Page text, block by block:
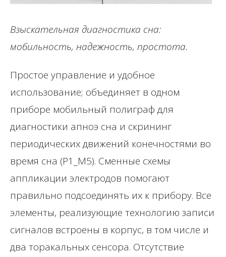
Взыскательная диагностика сна:
мобильность, надежность, простота.
Простое управление и удобное
использование; объединяет в одном
приборе мобильный полиграф для
диагностики апноэ сна и скрининг
периодических движений конечностями во
время сна (Р1_М5). Сменные схемы
аппликации электродов помогают
правильно подсоединять их к прибору. Все
элементы, реализующие технологию записи
сигналов встроены в корпус, в том числе и
два торакальных сенсора. Отсутствие